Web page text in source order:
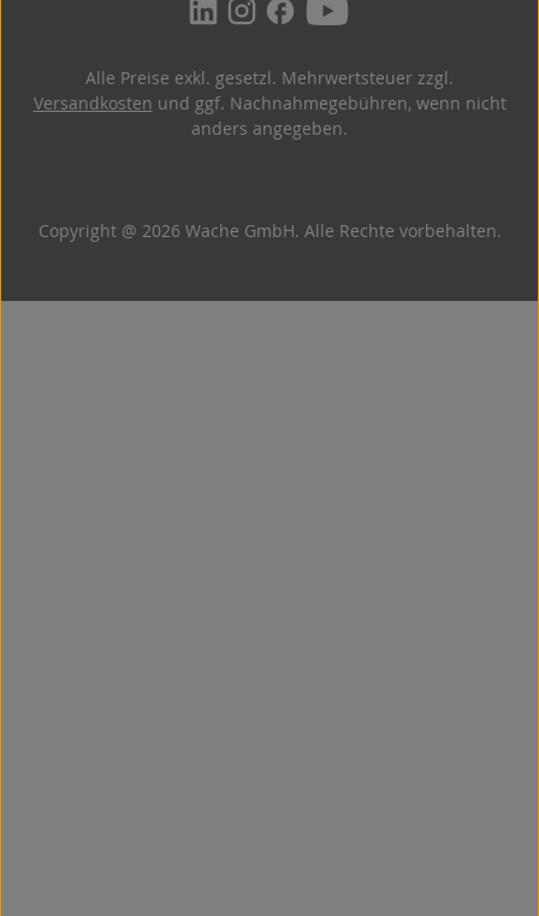
Copyright @ 2026 Wache GmbH. Alle Rechte vorbehalten.
Alle Preise exkl. gesetzl. Mehrwertsteuer zzgl.
Versandkosten und ggf. Nachnahmegebühren, wenn nicht
anders angegeben.